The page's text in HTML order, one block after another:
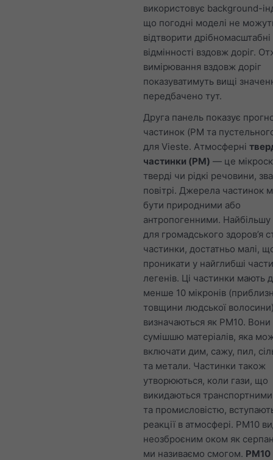
використовує background-
що погодні моделі не
відтворити дрібномасштабні
відмінності вздовж доріг.
вимірювання вздовж доріг
показуватимуть вищі
передбачено тут.
Друга панель показує
частинок (PM та
для Vieste. Атмосферні
частинки (PM) — це
тверді чи рідкі речовини,
повітрі. Джерела частинок
бути природними або
антропогенними. Найбільшу
для громадського здоров’я
частинки, достатньо малі,
проникати у найглибші
легенів. Ці частинки мають
менше 10 мікронів
товщини людської
визначаються як PM10. Вони
сумішшю матеріалів, яка
включати дим, сажу, пил,
та метали. Частинки також
утворюються, коли гази, що
викидаються
та промисловістю,
реакції в атмосфері. PM10
неозброєним оком як
ми називаємо смогом. PM10